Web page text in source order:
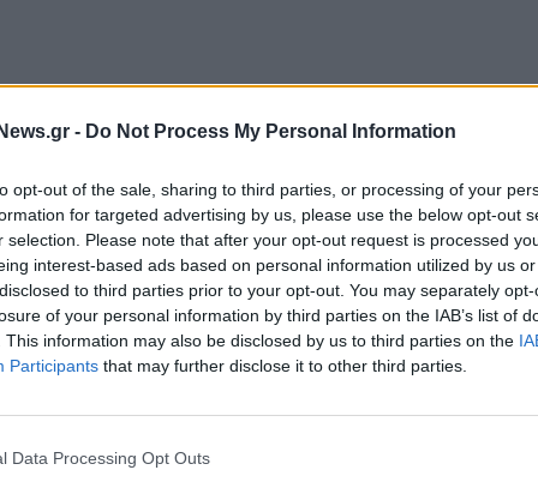
- Do Not Process My Personal Information
opt-out of the sale, sharing to third parties, or processing of your
for targeted advertising by us, please use the below opt-out
selection. Please note that after your opt-out request is processed
interest-based ads based on personal information utilized by us
to third parties prior to your opt-out. You may separately
of your personal information by third parties on the IAB’s list of
This information may also be disclosed by us to third parties on the
Participants that may further disclose it to other third parties.
Data Processing Opt Outs
της συνεργασίας μεταξύ της Ουάσινγκτον και
Γκερέρο Φλόρες, γνωστού ως Νίνιο Γκερέρο,
Τραμπ ενώ ακολούθησε επιβεβαίωση από
ΗΠΑ, εξαρθρώθηκαν «δομές του οργανωμένου
σε ανακοίνωση το υπουργείο Επικοινωνιών της
αυτών των εγκληματικών δομών, στη διάρκεια
Γκερέρο Φλόρες, γνωστός ως Νίνιο
τρομοκρατική οργάνωση από τις ΗΠΑ,